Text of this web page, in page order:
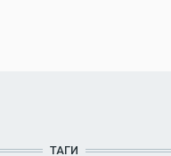
ТАГИ